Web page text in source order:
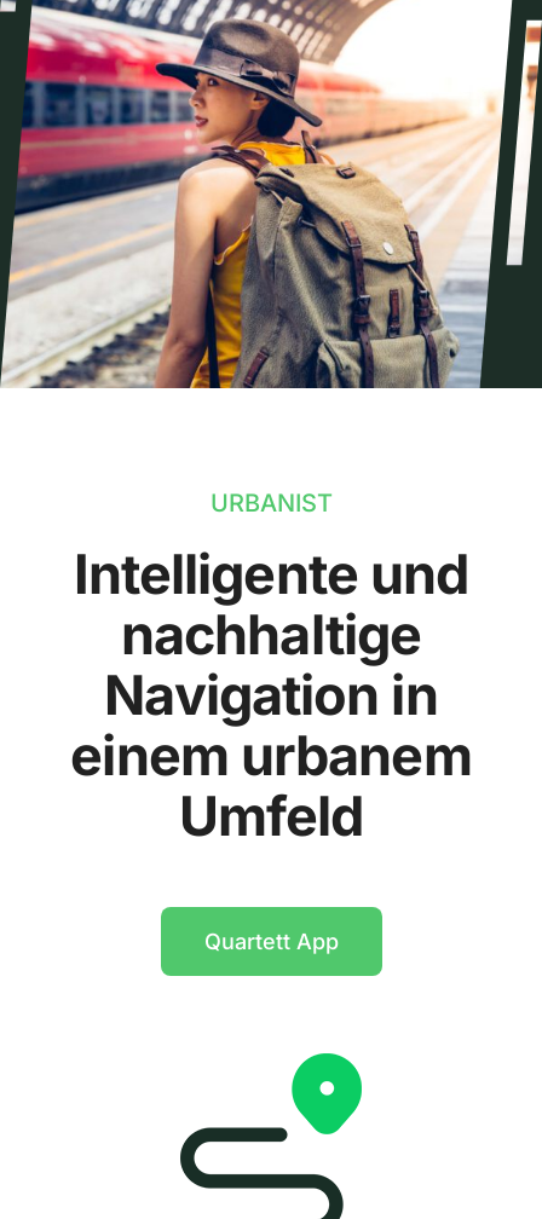
URBANIST
Intelligente und
nachhaltige
Navigation in
einem urbanem
Umfeld
Quartett App